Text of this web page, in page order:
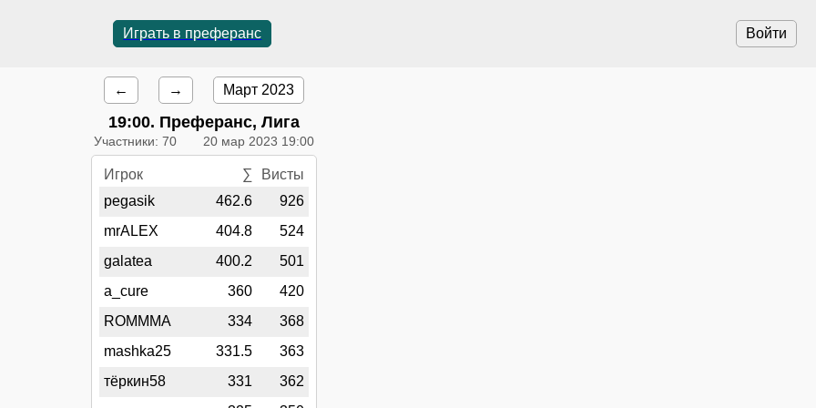
Войти
Играть в преферанс
← → Март 2023
19:00. Преферанс, Лига
Участники: 70 20 мар 2023 19:00
Игрок ∑
Висты
pegasik
462.6
926
mrALEX
404.8
524
galatea
400.2
501
a_cure
360
420
ROMMMA
334
368
mashka25
331.5
363
тёркин58
331
362